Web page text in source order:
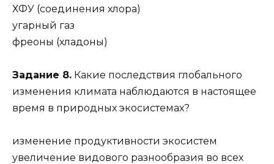
ХФУ (соединения хлора)
угарный газ
фреоны (хладоны)
Задание 8. Какие последствия глобального
изменения климата наблюдаются в настоящее
время в природных экосистемах?
изменение продуктивности экосистем
увеличение видового разнообразия во всех